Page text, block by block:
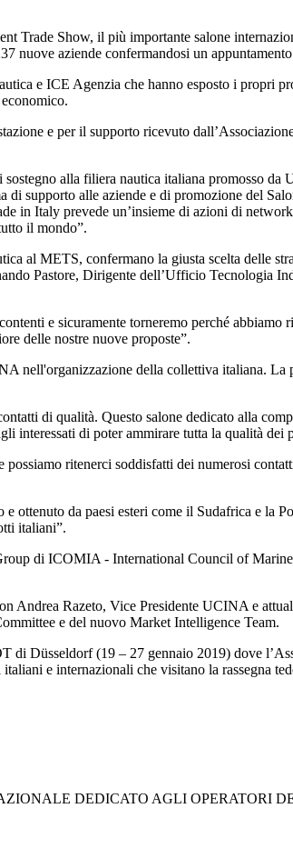
Show, il più importante salone
nuove aziende confermandosi un
e ICE Agenzia che hanno esposto i propri
e per il supporto ricevuto
alla filiera nautica italiana promosso
supporto alle aziende e di promozione del
Italy prevede un’insieme di azioni di
il mondo”.
al METS, confermano la giusta scelta delle
Pastore, Dirigente dell’Ufficio Tecnologia
e sicuramente torneremo perché
delle nostre nuove proposte”.
della collettiva italiana. La
di qualità. Questo salone dedicato alla
interessati di poter ammirare tutta la qualità
ritenerci soddisfatti dei numerosi
da paesi esteri come il Sudafrica e la
italiani”.
di ICOMIA - International Council of
Razeto, Vice Presidente UCINA e
e del nuovo Market Intelligence Team.
Düsseldorf (19 – 27 gennaio 2019) dove
e internazionali che visitano la rassegna
DEDICATO AGLI OPERATORI